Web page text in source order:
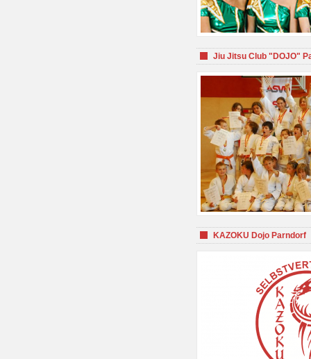
Jiu Jitsu Club "DOJO"
KAZOKU Dojo Parndorf